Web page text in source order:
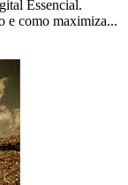
Essencial.
e como maximiza...